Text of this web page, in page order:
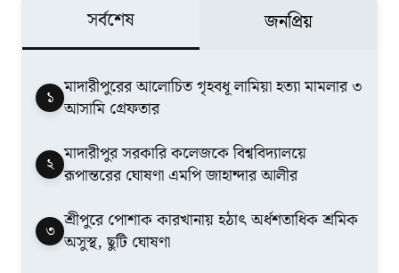
সর্বশেষ জনপ্রিয়
১ মাদারীপুরের আলোচিত গৃহবধূ লামিয়া হত্যা মামলার ৩
আসামি গ্রেফতার
২ মাদারীপুর সরকারি কলেজকে বিশ্ববিদ্যালয়ে
রূপান্তরের ঘোষণা এমপি জাহান্দার আলীর
৩ শ্রীপুরে পোশাক কারখানায় হঠাৎ অর্ধশতাধিক শ্রমিক
অসুস্থ, ছুটি ঘোষণা